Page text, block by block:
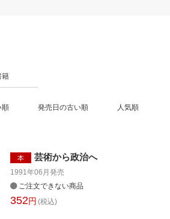
籍
順 発売日の古い順 人気順
本 芸術から政治へ
1991年06月発売
ご注文できない商品
352円 (税込)